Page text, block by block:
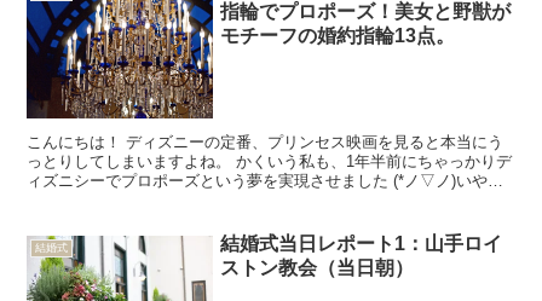
指輪でプロポーズ！美女と野獣が
モチーフの婚約指輪13点。
こんにちは！ ディズニーの定番、プリンセス映画を見ると本当にう
っとりしてしまいますよね。 かくいう私も、1年半前にちゃっかりデ
ィズニシーでプロポーズという夢を実現させました (*ノ▽ノ)いやん
結婚式
結婚式当日レポート1：山手ロイ
ストン教会（当日朝）